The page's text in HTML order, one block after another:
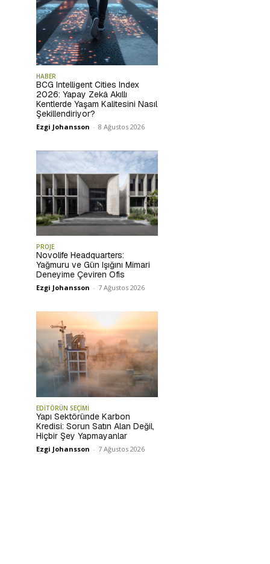
HABER
BCG Intelligent Cities Index
2026: Yapay Zekâ Akıllı
Kentlerde Yaşam Kalitesini Nasıl
Şekillendiriyor?
Ezgi Johansson - 8 Ağustos 2026
PROJE
Novolife Headquarters:
Yağmuru ve Gün Işığını Mimari
Deneyime Çeviren Ofis
Ezgi Johansson - 7 Ağustos 2026
EDİTÖRÜN SEÇİMİ
Yapı Sektöründe Karbon
Kredisi: Sorun Satın Alan Değil,
Hiçbir Şey Yapmayanlar
Ezgi Johansson - 7 Ağustos 2026